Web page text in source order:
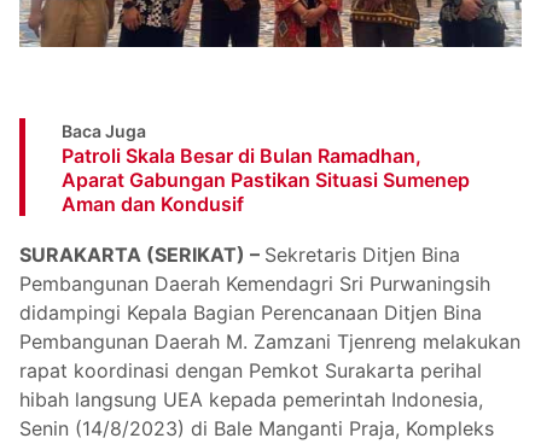
Baca Juga
Patroli Skala Besar di Bulan Ramadhan,
Aparat Gabungan Pastikan Situasi Sumenep
Aman dan Kondusif
SURAKARTA (SERIKAT) – Sekretaris Ditjen Bina
Pembangunan Daerah Kemendagri Sri Purwaningsih
didampingi Kepala Bagian Perencanaan Ditjen Bina
Pembangunan Daerah M. Zamzani Tjenreng melakukan
rapat koordinasi dengan Pemkot Surakarta perihal
hibah langsung UEA kepada pemerintah Indonesia,
Senin (14/8/2023) di Bale Manganti Praja, Kompleks